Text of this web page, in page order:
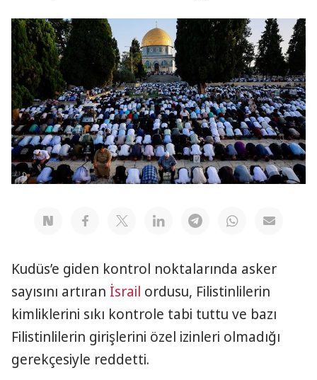
Kudüs’e giden kontrol noktalarında asker
sayısını artıran İsrail ordusu, Filistinlilerin
kimliklerini sıkı kontrole tabi tuttu ve bazı
Filistinlilerin girişlerini özel izinleri olmadığı
gerekçesiyle reddetti.